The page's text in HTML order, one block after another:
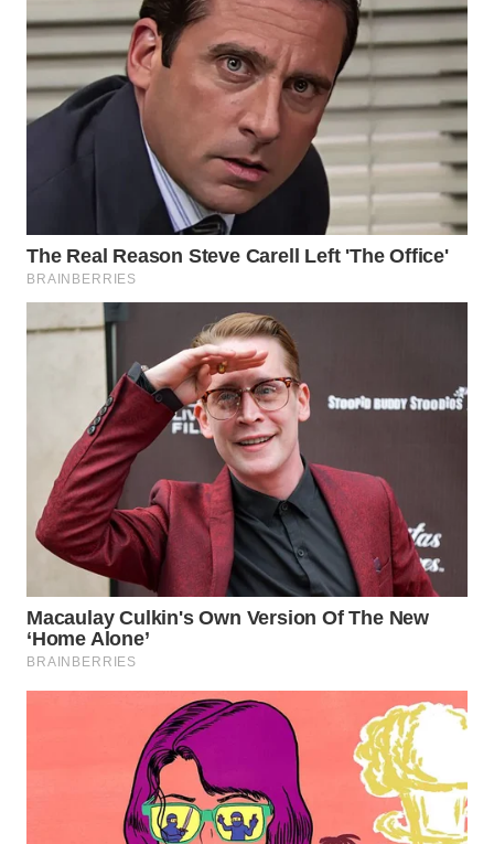
WN
TEBING
TINGGI
WN
KARAWANG
WN
BEKASI
WN
DEPOK
WN
TAPANULI
UTARA
WN